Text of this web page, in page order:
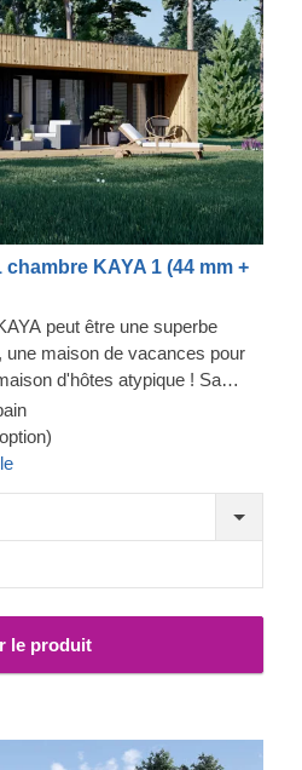
KAYA 1 (44 mm +
peut être une superbe
une maison de vacances pour
d'hôtes atypique ! Sa
fonctionnels vous
en famille tout en
Vous remarquerez la couche
soit à la grande cuisine
à coucher. Vous trouverez
spacieuse et un espace de
par une terrasse et savourez
toutes ses coutures. Pour
version isolée de ce modèle
le produit